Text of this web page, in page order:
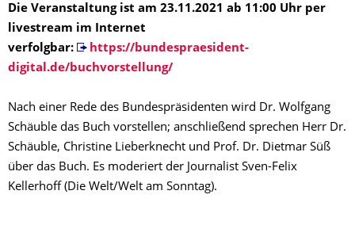
Die Veranstaltung ist am 23.11.2021 ab 11:00 Uhr per
livestream im Internet
verfolgbar:
https://bundespraesident-
digital.de/buchvorstellung/
Nach einer Rede des Bundespräsidenten wird Dr. Wolfgang
Schäuble das Buch vorstellen; anschließend sprechen Herr Dr.
Schäuble, Christine Lieberknecht und Prof. Dr. Dietmar Süß
über das Buch. Es moderiert der Journalist Sven-Felix
Kellerhoff (Die Welt/Welt am Sonntag).